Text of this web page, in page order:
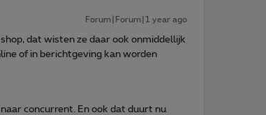
Forum|Forum|1 year ago
dat wisten ze daar ook onmiddellijk
of in berichtgeving kan worden
concurrent. En ook dat duurt nu